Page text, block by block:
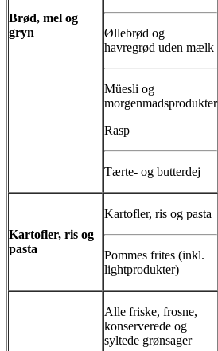
Brød, mel og
gryn
Øllebrød og
havregrød uden mælk
Müesli og
morgenmadsprodukter
Rasp
Tærte- og butterdej
Kartofler, ris og
pasta
Kartofler, ris og pasta
Pommes frites (inkl.
lightprodukter)
Alle friske, frosne,
konserverede og
syltede grønsager